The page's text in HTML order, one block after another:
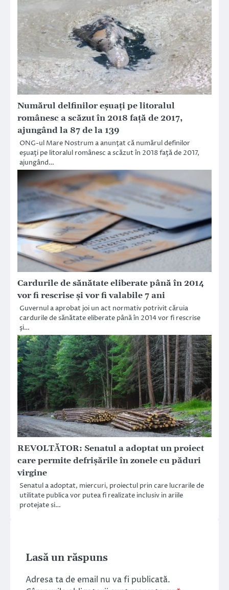
Numărul delfinilor eşuaţi pe litoralul
românesc a scăzut în 2018 faţă de 2017,
ajungând la 87 de la 139
ONG-ul Mare Nostrum a anunţat că numărul definilor
eşuaţi pe litoralul românesc a scăzut în 2018 faţă de 2017,
ajungând…
Cardurile de sănătate eliberate până în 2014
vor fi rescrise și vor fi valabile 7 ani
Guvernul a aprobat joi un act normativ potrivit căruia
cardurile de sănătate eliberate până în 2014 vor fi rescrise
şi…
REVOLTĂTOR: Senatul a adoptat un proiect
care permite defrişările în zonele cu păduri
virgine
Senatul a adoptat, miercuri, proiectul prin care lucrarile de
utilitate publica vor putea fi realizate inclusiv in ariile
protejate si…
Lasă un răspuns
Adresa ta de email nu va fi publicată.